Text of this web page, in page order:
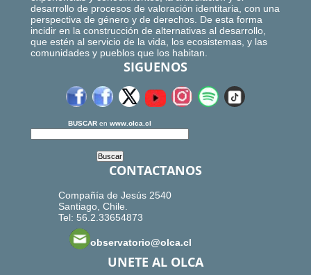
desarrollo de procesos de valoración identitaria, con una
perspectiva de género y de derechos. De esta forma
incidir en la construcción de alternativas al desarrollo,
que estén al servicio de la vida, los ecosistemas, y las
comunidades y pueblos que los habitan.
SIGUENOS
BUSCAR en www.olca.cl
CONTACTANOS
Compañía de Jesús 2540
Santiago, Chile.
Tel: 56.2.33654873
observatorio@olca.cl
UNETE AL OLCA